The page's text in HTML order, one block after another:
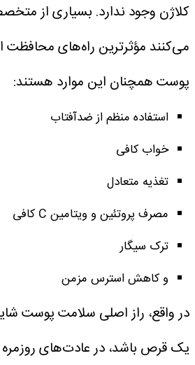
کلاژن وجود ندارد. بسیاری از
می‌کنند مؤثرترین راه‌های محافظت
پوست همچنان این موارد هستند:
استفاده منظم از ضدآفتاب
خواب کافی
تغذیه متعادل
مصرف پروتئین و ویتامین C کافی
ترک سیگار
و کاهش استرس مزمن
در واقع، راز اصلی سلامت پوست
یک قرص باشد، در عادت‌های روزمره